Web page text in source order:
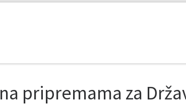
pripremama za